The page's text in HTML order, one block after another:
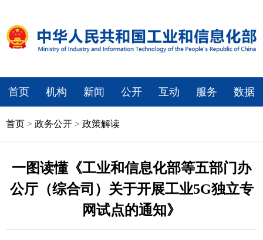
首页 机构 新闻 公开 互动 服务 数据
首页 > 政务公开 > 政策解读
一图读懂《工业和信息化部等五部门办
公厅（综合司）关于开展工业5G独立专
网试点的通知》